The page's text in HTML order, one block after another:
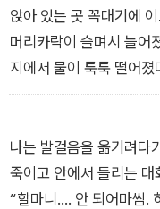
분위기가 순식간에 얼어
던 휴대폰 화면을 끄고
다.
“…사장님.”
앉아 있는 곳 꼭대기에
머리카락이 슬며시 늘어
지에서 물이 툭툭 떨어
졌다.
바라보았다. 검고 깊은
다.
—우리 아기, 누게가 데
나는 발걸음을 옮기려다
죽이고 안에서 들리는 대
“할마니…. 안 되어마씸.